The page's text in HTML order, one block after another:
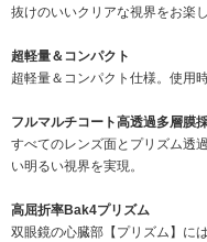
抜けのいいクリアな視界をお楽
超軽量＆コンパクト
超軽量＆コンパクト仕様。使用
フルマルチコート高透過多層膜
すべてのレンズ面とプリズム透
い明るい視界を実現。
高屈折率Bak4プリズム
双眼鏡の心臓部【プリズム】に